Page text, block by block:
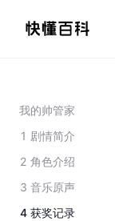
我的帅管家
1 剧情简介
2 角色介绍
3 音乐原声
4 获奖记录